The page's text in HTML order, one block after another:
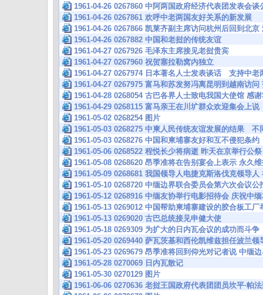
1961-04-26 0267860 中阿两国政府经济代表团发表会
1961-04-26 0267861 欢呼中老两国友好关系的新发展
1961-04-26 0267866 凯莱齐副主席访问杭州后回到北
1961-04-26 0267882 中国和老挝的传统友谊
1961-04-27 0267926 毛泽东主席接见老挝贵宾
1961-04-27 0267960 祝贺塞拉勒窝内独立
1961-04-27 0267974 日本著名人士发表谈话 支持中
1961-04-27 0267975 富马和苏发努冯离昆明到越南访
1961-04-28 0268054 古巴各界人士致电我国大使馆 感
1961-04-29 0268115 富马亲王在川圹群众欢迎集会上
1961-05-02 0268254 图片
1961-05-03 0268275 中柬人民传统友谊发展的结果 不
1961-05-03 0268276 中国和柬埔寨友好和互不侵犯条约
1961-05-06 0268522 程悦长少将病逝 昨天在京举行公祭
1961-05-08 0268620 昂季准将在告别宴会上表示 永久
1961-05-09 0268681 我国领导人电捷克斯洛伐克领导
1961-05-10 0268720 中缅边界联合委员会第六次会议
1961-05-12 0268916 中缅友协举行电影招待会 庆祝中
1961-05-13 0269012 中国帮助柬埔寨建设的胶合板工
1961-05-13 0269020 古巴总统接见申健大使
1961-05-18 0269309 为扩大的日内瓦会议的成功而斗争
1961-05-20 0269440 萨瓦茨基和西伦凯维兹担任波兰
1961-05-23 0269679 昂季准将回到仰光对记者说 中缅
1961-05-28 0270069 日内瓦散记
1961-05-30 0270129 图片
1961-06-06 0270636 老挝王国政府代表团团员坎平·帕